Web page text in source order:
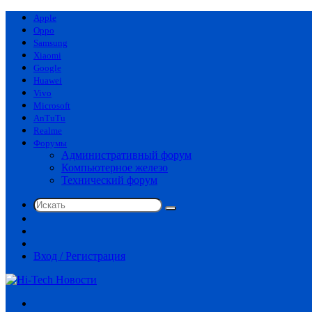
Apple
Oppo
Samsung
Xiaomi
Google
Huawei
Vivo
Microsoft
AnTuTu
Realme
Форумы
Административный форум
Компьютерное железо
Технический форум
Искать
статья
Вход / Регистрация